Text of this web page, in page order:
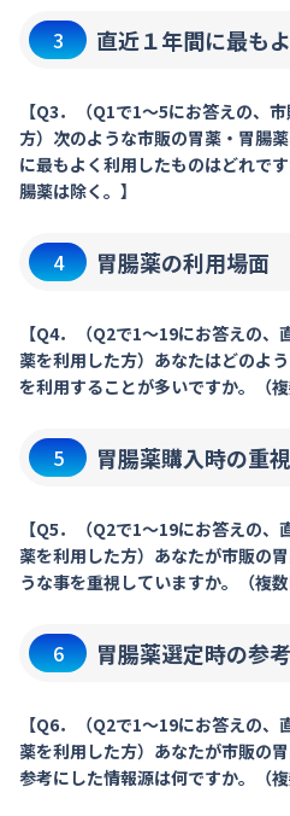
3 直近１年間に最も
【Q3．（Q1で1～5にお答えの、
方）次のような市販の胃薬・胃腸
に最もよく利用したものはどれで
腸薬は除く。】
4 胃腸薬の利用場面
【Q4．（Q2で1～19にお答えの
薬を利用した方）あなたはどのよ
を利用することが多いですか。（複
5 胃腸薬購入時の重
【Q5．（Q2で1～19にお答えの
薬を利用した方）あなたが市販の
うな事を重視していますか。（複数
6 胃腸薬選定時の参
【Q6．（Q2で1～19にお答えの
薬を利用した方）あなたが市販の
参考にした情報源は何ですか。（複